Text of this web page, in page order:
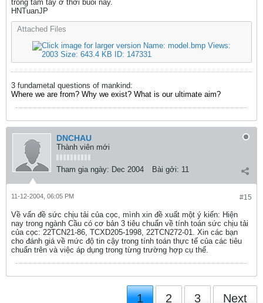
trong tầm tay ở thời buổi này.
HNTuanJP
Attached Files
3 fundametal questions of mankind:
Where we are from? Why we exist? What is our ultimate aim?
DNCHAU
Thành viên mới
Tham gia ngày: Dec 2004 Bài gởi: 11
#15
11-12-2004, 06:05 PM
Về vấn đề sức chịu tải của cọc, mình xin đề xuất một ý kiến: Hiện
nay trong ngành Cầu có cơ bản 3 tiêu chuẩn về tính toán sức chịu tải
của cọc: 22TCN21-86, TCXD205-1998, 22TCN272-01. Xin các bạn
cho đánh giá về mức độ tin cậy trong tính toán thực tế của các tiêu
chuẩn trên và việc áp dụng trong từng trường hợp cụ thể.
1 2 3 Next